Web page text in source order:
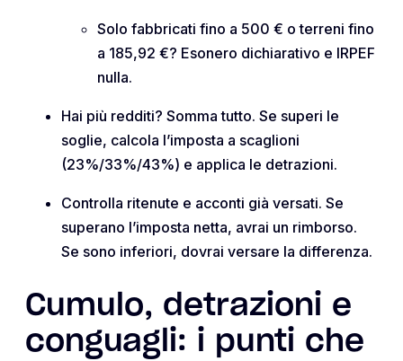
Solo fabbricati fino a 500 € o terreni fino
a 185,92 €? Esonero dichiarativo e IRPEF
nulla.
Hai più redditi? Somma tutto. Se superi le
soglie, calcola l’imposta a scaglioni
(23%/33%/43%) e applica le detrazioni.
Controlla ritenute e acconti già versati. Se
superano l’imposta netta, avrai un rimborso.
Se sono inferiori, dovrai versare la differenza.
Cumulo, detrazioni e
conguagli: i punti che